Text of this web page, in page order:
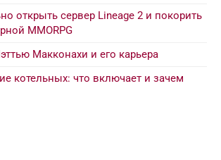
открыть сервер Lineage 2 и покорить
MMORPG
Макконахи и его карьера
котельных: что включает и зачем